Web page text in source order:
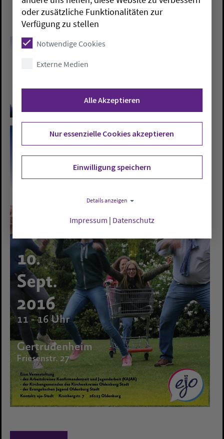
oder zusätzliche Funktionalitäten zur
Verfügung zu stellen
Notwendige Cookies
Externe Medien
Alle Akzeptieren
Nur essenzielle Cookies akzeptieren
Einwilligung speichern
Details anzeigen
Impressum | Datenschutz